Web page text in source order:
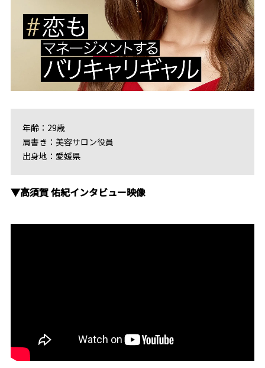
年齢：29歳
肩書き：美容サロン役員
出身地：愛媛県
▼高須賀 佑紀インタビュー映像